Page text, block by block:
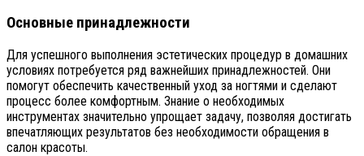
Основные принадлежности
Для успешного выполнения эстетических процедур в домашних
условиях потребуется ряд важнейших принадлежностей. Они
помогут обеспечить качественный уход за ногтями и сделают
процесс более комфортным. Знание о необходимых
инструментах значительно упрощает задачу, позволяя достигать
впечатляющих результатов без необходимости обращения в
салон красоты.